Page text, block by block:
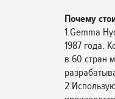
Почему
1.Gemma
1987 года.
в 60 стран